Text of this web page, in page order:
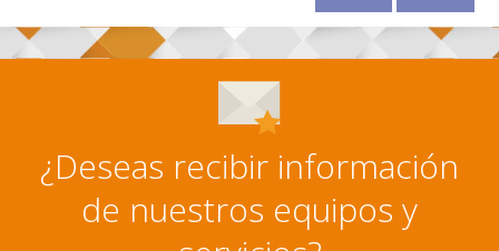
¿Deseas recibir información
de nuestros equipos y